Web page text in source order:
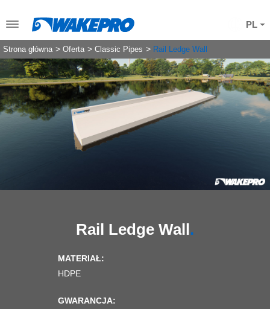
PL
Strona główna Oferta Classic Pipes Rail Ledge Wall
Rail Ledge Wall
MATERIAŁ:
HDPE
GWARANCJA: